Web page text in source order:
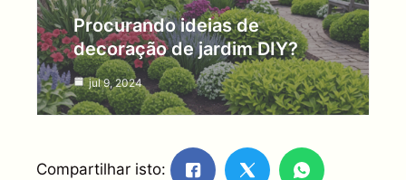
Procurando ideias de
decoração de jardim DIY?
jul 9, 2024
Compartilhar isto: